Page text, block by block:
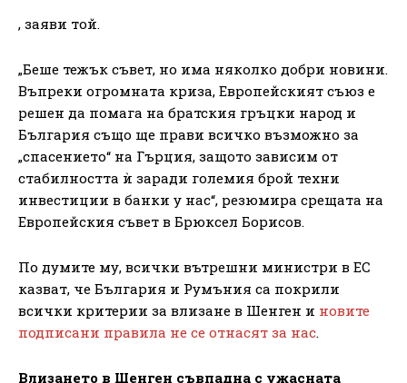
, заяви той.
„Беше тежък съвет, но има няколко добри новини.
Въпреки огромната криза, Европейският съюз е
решен да помага на братския гръцки народ и
България също ще прави всичко възможно за
„спасението“ на Гърция, защото зависим от
стабилността ѝ заради големия брой техни
инвестиции в банки у нас“, резюмира срещата на
Европейския съвет в Брюксел Борисов.
По думите му, всички вътрешни министри в ЕС
казват, че България и Румъния са покрили
всички критерии за влизане в Шенген и новите
подписани правила не се отнасят за нас.
Влизането в Шенген съвпадна с ужасната